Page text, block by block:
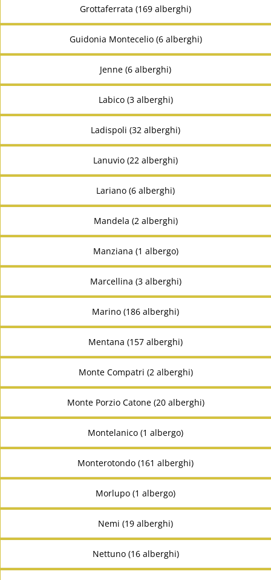
Grottaferrata (169 alberghi)
Guidonia Montecelio (6 alberghi)
Jenne (6 alberghi)
Labico (3 alberghi)
Ladispoli (32 alberghi)
Lanuvio (22 alberghi)
Lariano (6 alberghi)
Mandela (2 alberghi)
Manziana (1 albergo)
Marcellina (3 alberghi)
Marino (186 alberghi)
Mentana (157 alberghi)
Monte Compatri (2 alberghi)
Monte Porzio Catone (20 alberghi)
Montelanico (1 albergo)
Monterotondo (161 alberghi)
Morlupo (1 albergo)
Nemi (19 alberghi)
Nettuno (16 alberghi)